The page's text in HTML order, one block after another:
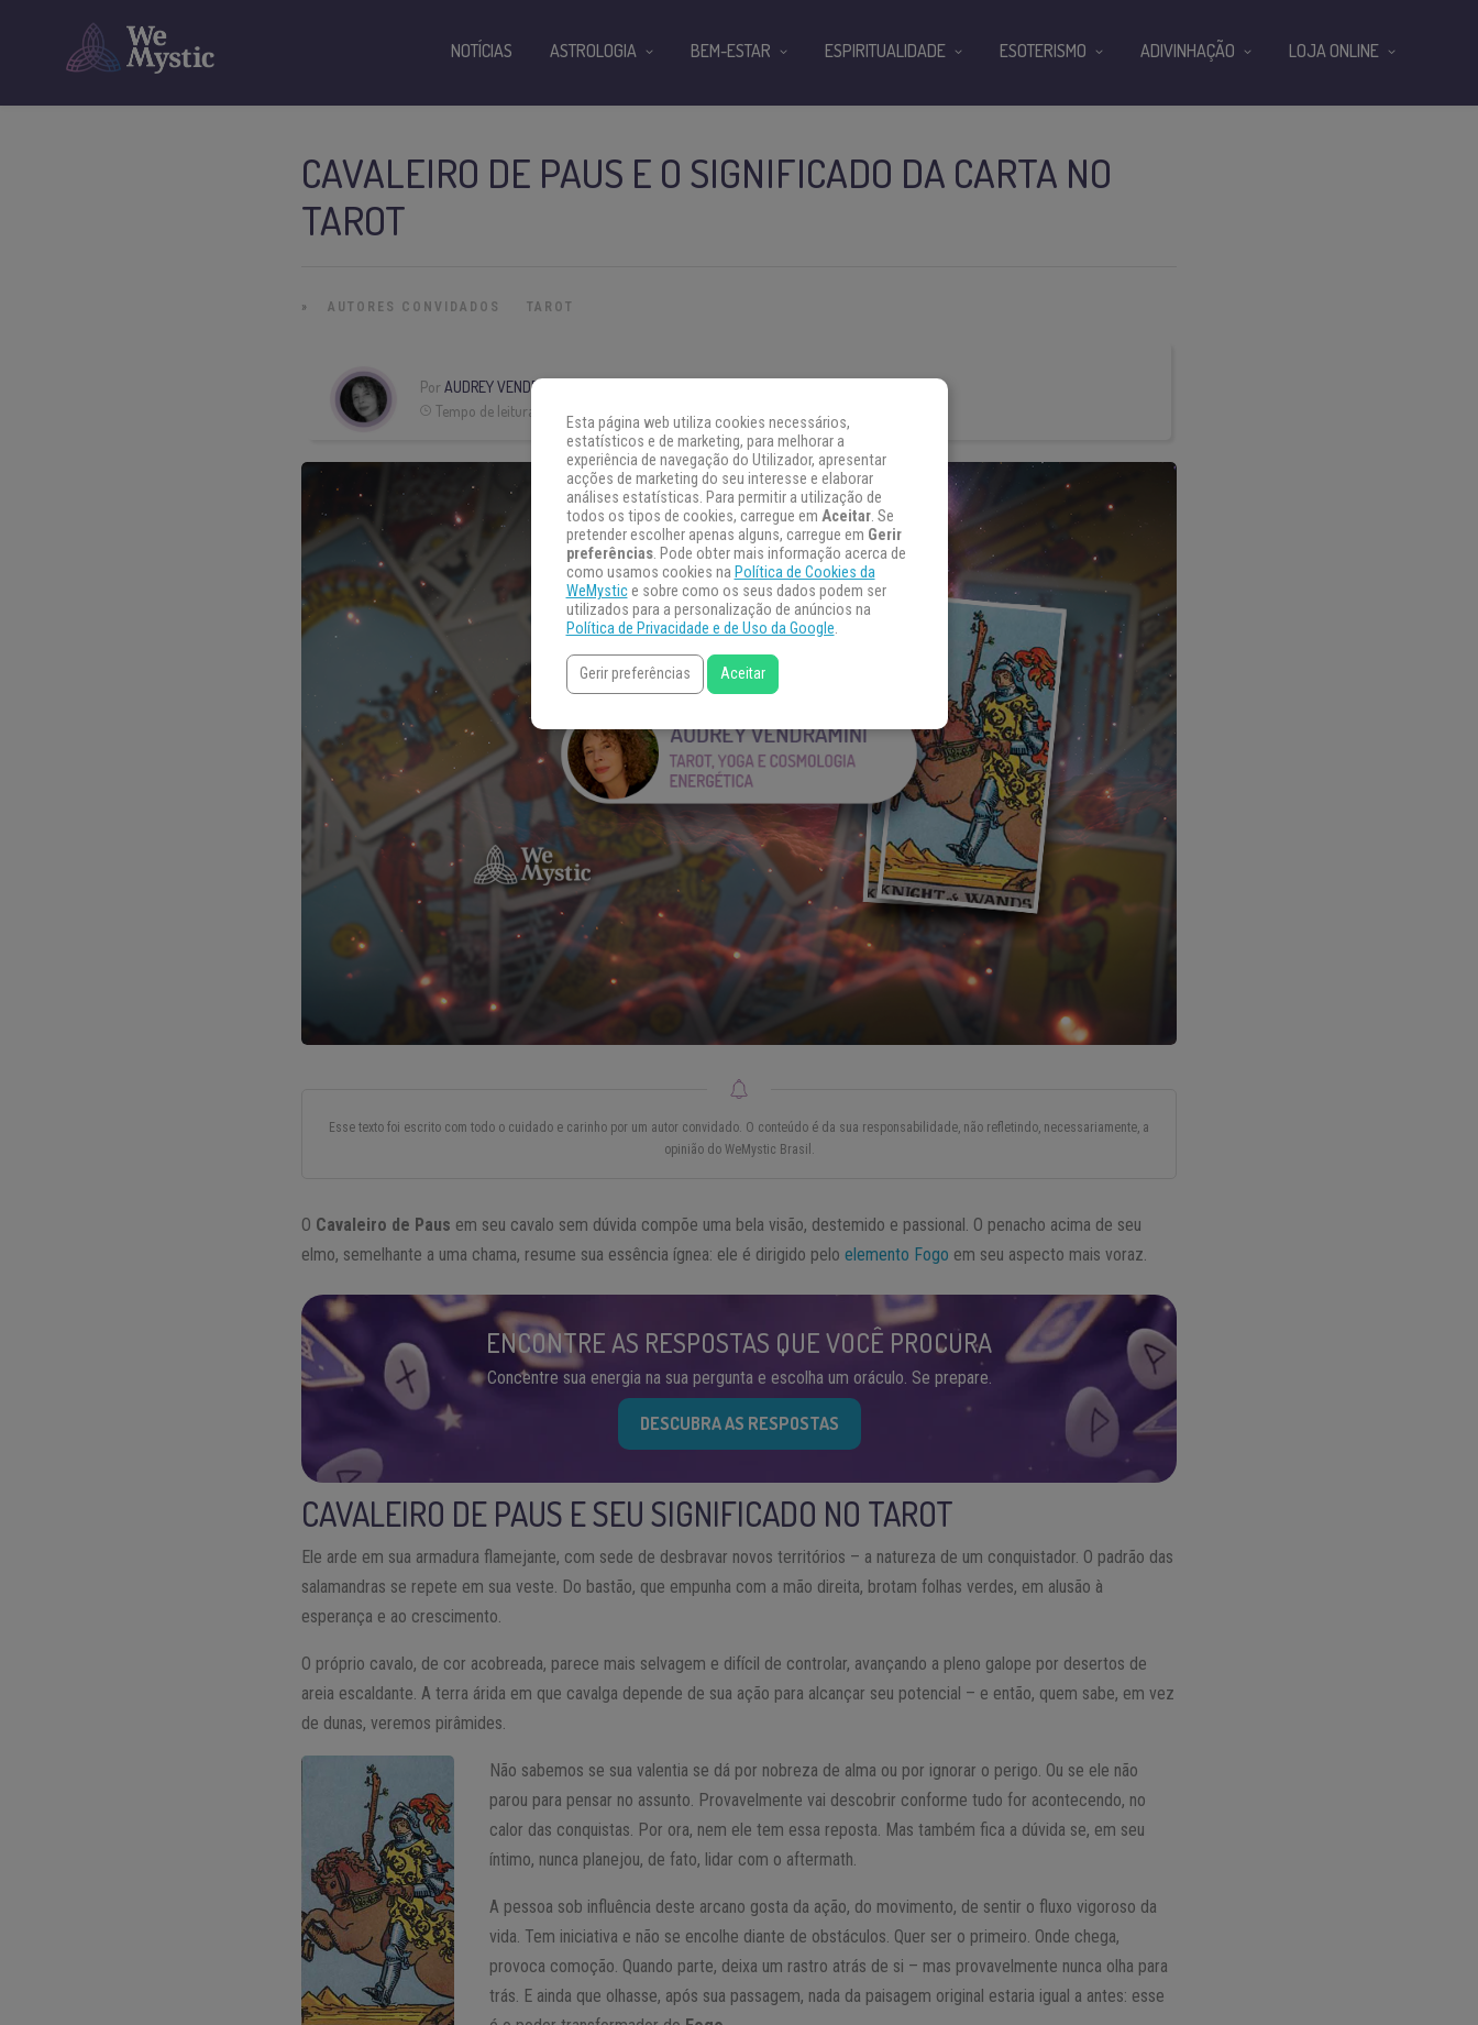
CAVALEIRO DE PAUS E O SIGNIFICADO DA CARTA NO
TAROT
» AUTORES CONVIDADOS TAROT
PorAUDREY VENDRAMINI
Tempo de leitura:
Esse texto foi escrito com todo o cuidado e carinho por um autor convidado. O conteúdo é da sua responsabilidade, não refletindo, necessariamente, a
opinião do WeMystic Brasil.
O Cavaleiro de Paus em seu cavalo sem dúvida compõe uma bela visão, destemido e passional. O penacho acima de seu
elmo, semelhante a uma chama, resume sua essência ígnea: ele é dirigido peloelemento Fogo em seu aspecto mais voraz.
ENCONTRE AS RESPOSTAS QUE VOCÊ PROCURA
Concentre sua energia na sua pergunta e escolha um oráculo. Se prepare.
DESCUBRA AS RESPOSTAS
CAVALEIRO DE PAUS E SEU SIGNIFICADO NO TAROT
Ele arde em sua armadura flamejante, com sede de desbravar novos territórios – a natureza de um conquistador. O padrão das
salamandras se repete em sua veste. Do bastão, que empunha com a mão direita, brotam folhas verdes, em alusão à
esperança e ao crescimento.
O próprio cavalo, de cor acobreada, parece mais selvagem e difícil de controlar, avançando a pleno galope por desertos de
areia escaldante. A terra árida em que cavalga depende de sua ação para alcançar seu potencial – e então, quem sabe, em vez
de dunas, veremos pirâmides.
Não sabemos se sua valentia se dá por nobreza de alma ou por ignorar o perigo. Ou se ele não
parou para pensar no assunto. Provavelmente vai descobrir conforme tudo for acontecendo, no
calor das conquistas. Por ora, nem ele tem essa reposta. Mas também fica a dúvida se, em seu
íntimo, nunca planejou, de fato, lidar com o aftermath.
A pessoa sob influência deste arcano gosta da ação, do movimento, de sentir o fluxo vigoroso da
vida. Tem iniciativa e não se encolhe diante de obstáculos. Quer ser o primeiro. Onde chega,
provoca comoção. Quando parte, deixa um rastro atrás de si – mas provavelmente nunca olha para
trás. E ainda que olhasse, após sua passagem, nada da paisagem original estaria igual a antes: esse
NOTÍCIAS ASTROLOGIA BEM-ESTAR ESPIRITUALIDADE ESOTERISMO ADIVINHAÇÃO LOJA ONLINE
Esta página web utiliza cookies necessários,
estatísticos e de marketing, para melhorar a
experiência de navegação do Utilizador, apresentar
acções de marketing do seu interesse e elaborar
análises estatísticas. Para permitir a utilização de
todos os tipos de cookies, carregue em Aceitar. Se
pretender escolher apenas alguns, carregue em Gerir
preferências. Pode obter mais informação acerca de
como usamos cookies na Política de Cookies da
WeMystice sobre como os seus dados podem ser
utilizados para a personalização de anúncios na
Política de Privacidade e de Uso da Google.
Gerir preferências Aceitar